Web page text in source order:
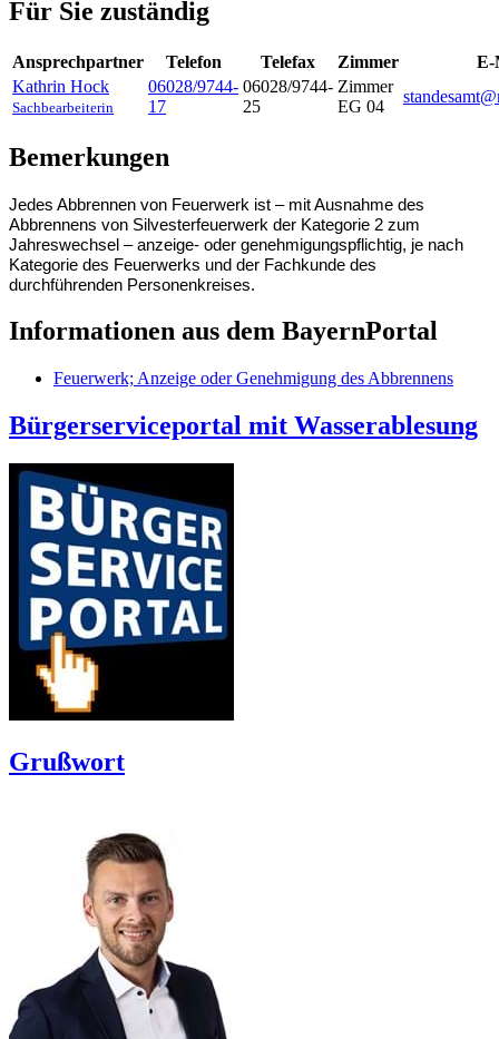
Für Sie zuständig
Ansprechpartner Telefon Telefax Zimmer
E-
Kathrin Hock
Sachbearbeiterin
06028/9744-
17
06028/9744-
25
Zimmer
EG 04
Bemerkungen
Jedes Abbrennen von Feuerwerk ist – mit Ausnahme des
Abbrennens von Silvesterfeuerwerk der Kategorie 2 zum
Jahreswechsel – anzeige- oder genehmigungspflichtig, je nach
Kategorie des Feuerwerks und der Fachkunde des
durchführenden Personenkreises.
Informationen aus dem BayernPortal
Feuerwerk; Anzeige oder Genehmigung des Abbrennens
Bürgerserviceportal mit Wasserablesung
Grußwort